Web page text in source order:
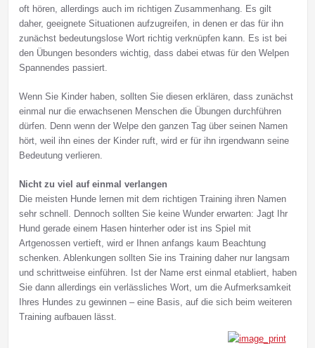
oft hören, allerdings auch im richtigen Zusammenhang. Es gilt
daher, geeignete Situationen aufzugreifen, in denen er das für ihn
zunächst bedeutungslose Wort richtig verknüpfen kann. Es ist bei
den Übungen besonders wichtig, dass dabei etwas für den Welpen
Spannendes passiert.
Wenn Sie Kinder haben, sollten Sie diesen erklären, dass zunächst
einmal nur die erwachsenen Menschen die Übungen durchführen
dürfen. Denn wenn der Welpe den ganzen Tag über seinen Namen
hört, weil ihn eines der Kinder ruft, wird er für ihn irgendwann seine
Bedeutung verlieren.
Nicht zu viel auf einmal verlangen
Die meisten Hunde lernen mit dem richtigen Training ihren Namen
sehr schnell. Dennoch sollten Sie keine Wunder erwarten: Jagt Ihr
Hund gerade einem Hasen hinterher oder ist ins Spiel mit
Artgenossen vertieft, wird er Ihnen anfangs kaum Beachtung
schenken. Ablenkungen sollten Sie ins Training daher nur langsam
und schrittweise einführen. Ist der Name erst einmal etabliert, haben
Sie dann allerdings ein verlässliches Wort, um die Aufmerksamkeit
Ihres Hundes zu gewinnen – eine Basis, auf die sich beim weiteren
Training aufbauen lässt.